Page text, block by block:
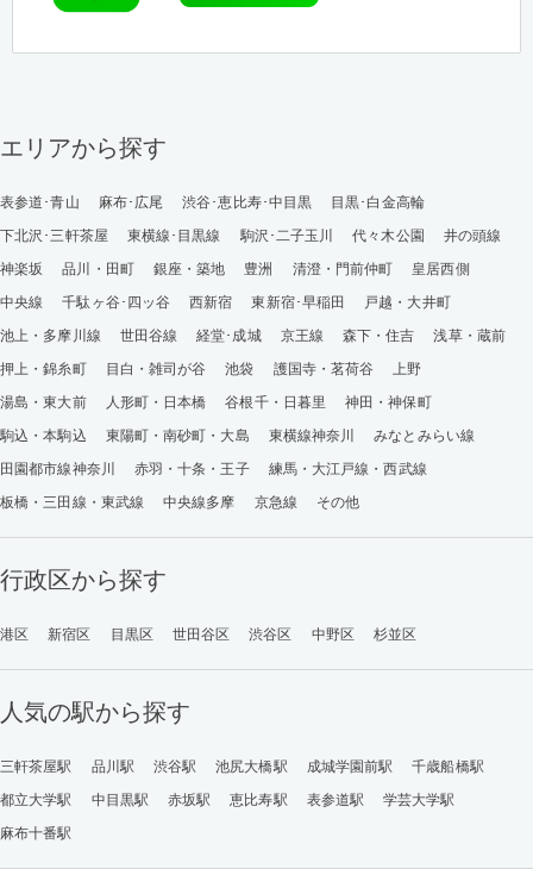
エリアから探す
表参道･青山 麻布･広尾 渋谷･恵比寿･中目黒
目黒･白金高輪
下北沢･三軒茶屋
東横線･目黒線 駒沢･二子玉川 代々木公園
井の頭線
神楽坂
品川・田町 銀座・築地 豊洲 清澄・門前仲町
皇居西側
中央線
千駄ヶ谷･四ッ谷 西新宿 東新宿･早稲田
戸越・大井町
池上・多摩川線
世田谷線 経堂･成城 京王線 森下・住吉
浅草・蔵前
押上・錦糸町
目白・雑司が谷 池袋 護国寺・茗荷谷
上野
湯島・東大前
人形町・日本橋 谷根千・日暮里
神田・神保町
駒込・本駒込
東陽町・南砂町・大島 東横線神奈川
みなとみらい線
田園都市線神奈川
赤羽・十条・王子
練馬・大江戸線・西武線
板橋・三田線・東武線
中央線多摩 京急線 その他
行政区から探す
港区 新宿区 目黒区 世田谷区 渋谷区 中野区 杉並区
人気の駅から探す
三軒茶屋駅 品川駅 渋谷駅 池尻大橋駅 成城学園前駅
千歳船橋駅
都立大学駅
中目黒駅 赤坂駅 恵比寿駅 表参道駅
学芸大学駅
麻布十番駅